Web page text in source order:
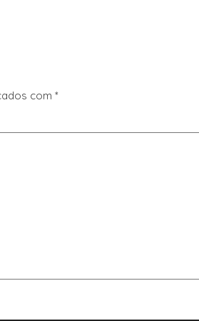
com *